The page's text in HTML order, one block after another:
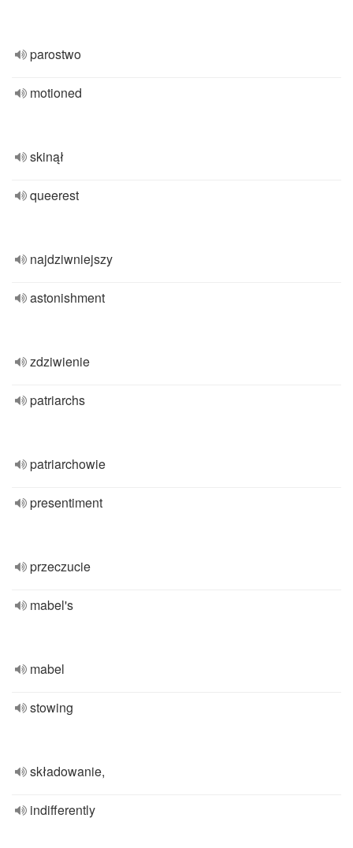
parostwo
motioned
skinął
queerest
najdziwniejszy
astonishment
zdziwienie
patriarchs
patriarchowie
presentiment
przeczucie
mabel's
mabel
stowing
składowanie,
indifferently